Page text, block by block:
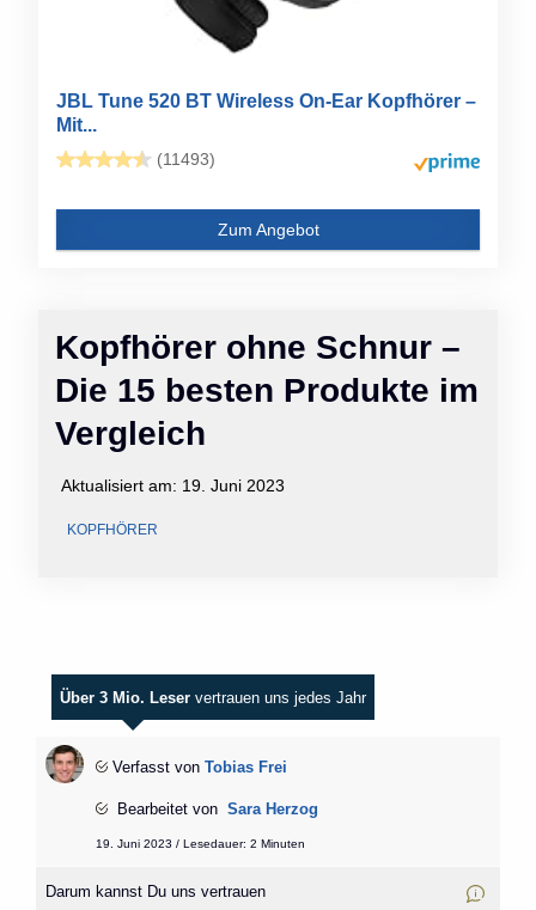
Kopfhörer ohne Schnur –
Die 15 besten Produkte im
Vergleich
Aktualisiert am: 19. Juni 2023
KOPFHÖRER
JBL Tune 520 BT Wireless On-Ear Kopfhörer –
Mit...
(11493)
Zum Angebot
Über 3 Mio. Leser vertrauen uns jedes Jahr
Verfasst von Tobias Frei
Bearbeitet von Sara Herzog
19. Juni 2023 / Lesedauer: 2 Minuten
Darum kannst Du uns vertrauen